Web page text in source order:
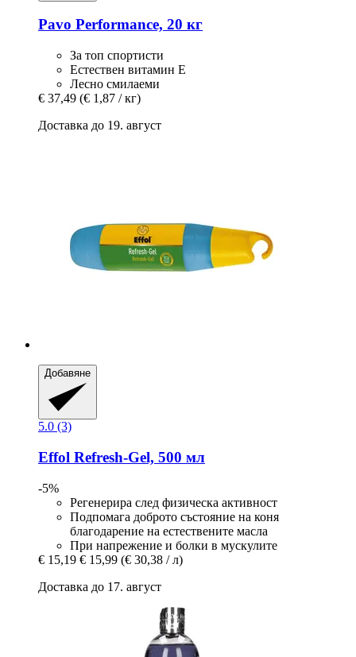
Pavo Performance, 20 кг
За топ спортисти
Естествен витамин Е
Лесно смилаеми
€ 37,49 (€ 1,87 / кг)
Доставка до 19. август
Добавяне
5.0 (3)
Effol Refresh-​Gel, 500 мл
-5%
Регенерира след физическа активност
Подпомага доброто състояние на коня
благодарение на естествените масла
При напрежение и болки в мускулите
€ 15,19 € 15,99 (€ 30,38 / л)
Доставка до 17. август